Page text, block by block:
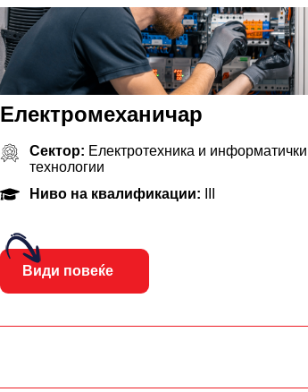
Електромеханичар
Сектор: Електротехника и информатички
технологии
Ниво на квалификации:
Види повеќе